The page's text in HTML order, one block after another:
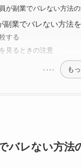
が副業でバレない方法
副業でバレない方法
する
見るときの注意
も
バレない方